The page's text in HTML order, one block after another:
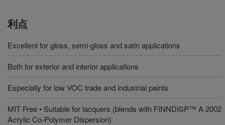
利点
Excellent for gloss, semi-gloss and satin applications
Both for exterior and interior applications
Especially for low VOC trade and industrial paints
MIT Free • Suitable for lacquers (blends with FINNDISP™ A 2002
Acrylic Co-Polymer Dispersion)